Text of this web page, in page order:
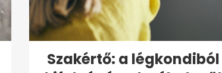
Szakértő: a légkondiból